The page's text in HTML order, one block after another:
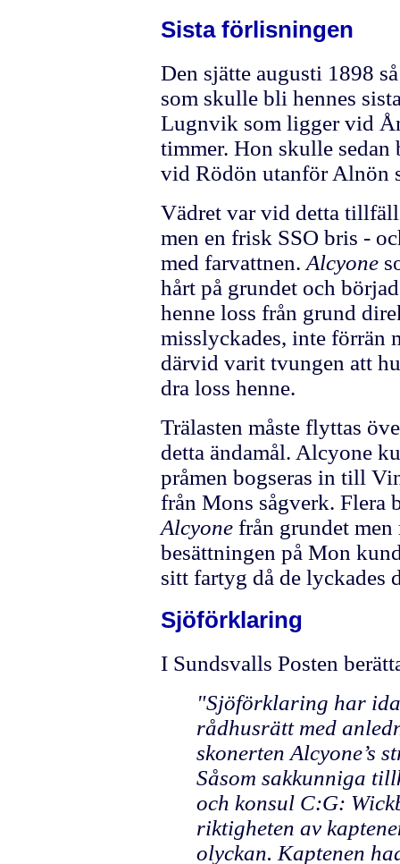
Sista förlisningen
Den sjätte augusti 1898
som skulle bli hennes
Lugnvik som ligger vid
timmer. Hon skulle
vid Rödön utanför Alnön
Vädret var vid detta
men en frisk SSO bris -
med farvattnen. Alcyone
hårt på grundet och
henne loss från grund
misslyckades, inte förrän
därvid varit tvungen att
dra loss henne.
Trälasten måste flyttas
detta ändamål. Alcyone
pråmen bogseras in till
från Mons sågverk. Flera
Alcyone från grundet
besättningen på Mon
sitt fartyg då de lyckades
Sjöförklaring
I Sundsvalls Posten
"Sjöförklaring har
rådhusrätt med
skonerten Alcyone’s
Såsom sakkunniga
och konsul C:G:
riktigheten av
olyckan. Kaptenen